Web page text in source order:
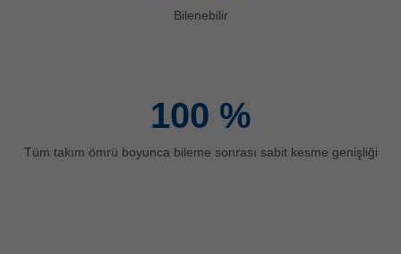
Bilenebilir
100 %
Tüm takım ömrü boyunca bileme sonrası sabit kesme genişliği